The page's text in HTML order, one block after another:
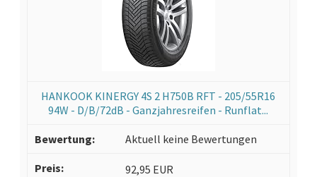
HANKOOK KINERGY 4S 2 H750B RFT - 205/55R16
94W - D/B/72dB - Ganzjahresreifen - Runflat...
Aktuell keine Bewertungen
92,95 EUR